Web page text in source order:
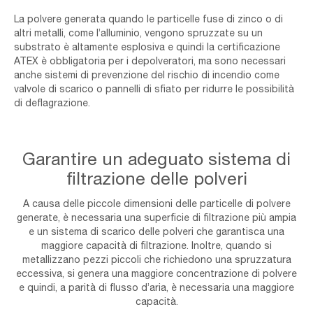
La polvere generata quando le particelle fuse di zinco o di
altri metalli, come l’alluminio, vengono spruzzate su un
substrato è altamente esplosiva e quindi la certificazione
ATEX è obbligatoria per i depolveratori, ma sono necessari
anche sistemi di prevenzione del rischio di incendio come
valvole di scarico o pannelli di sfiato per ridurre le possibilità
di deflagrazione.
Garantire un adeguato sistema di
filtrazione delle polveri
A causa delle piccole dimensioni delle particelle di polvere
generate, è necessaria una superficie di filtrazione più ampia
e un sistema di scarico delle polveri che garantisca una
maggiore capacità di filtrazione. Inoltre, quando si
metallizzano pezzi piccoli che richiedono una spruzzatura
eccessiva, si genera una maggiore concentrazione di polvere
e quindi, a parità di flusso d’aria, è necessaria una maggiore
capacità.